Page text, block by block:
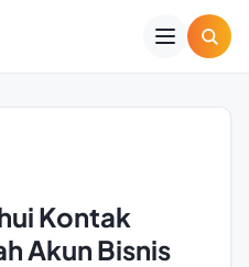
Kontak
Akun Bisnis